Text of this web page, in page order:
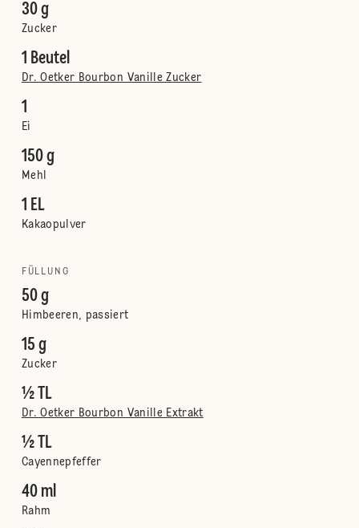
30 g
Zucker
1 Beutel
Dr. Oetker Bourbon Vanille Zucker
1
Ei
150 g
Mehl
1 EL
Kakaopulver
FÜLLUNG
50 g
Himbeeren, passiert
15 g
Zucker
½ TL
Dr. Oetker Bourbon Vanille Extrakt
½ TL
Cayennepfeffer
40 ml
Rahm